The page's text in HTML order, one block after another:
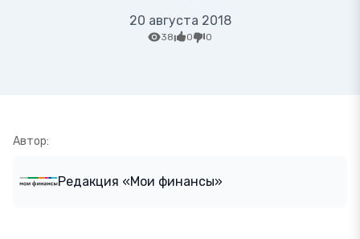
20 августа 2018
38 0 0
Автор:
Редакция «Мои финансы»